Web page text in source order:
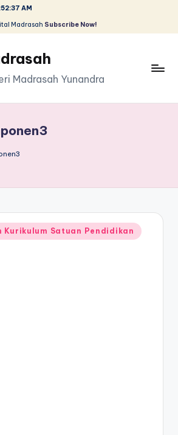
AM
Madrasah Subscribe Now!
Madrasah Yunandra
Kurikulum Satuan Pendidikan